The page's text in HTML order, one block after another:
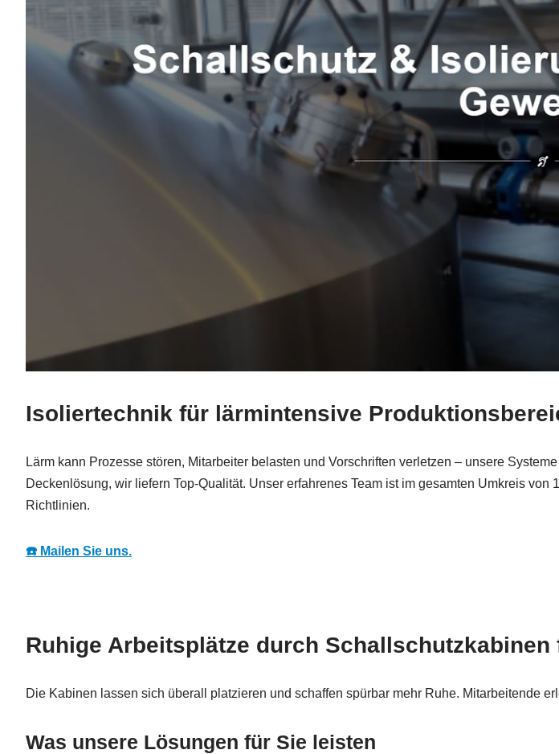
Isoliertechnik für lärmintensive
Lärm kann Prozesse stören, Mitarbeiter belasten und Vorschriften verletzen – unsere
Deckenlösung, wir liefern Top-Qualität. Unser erfahrenes Team ist im gesamten Umkreis
Richtlinien.
☎️ Mailen Sie uns.
Ruhige Arbeitsplätze durch Schallschutzkabinen
Die Kabinen lassen sich überall platzieren und schaffen spürbar mehr Ruhe. Mitarbeitende
Was unsere Lösungen für Sie leisten